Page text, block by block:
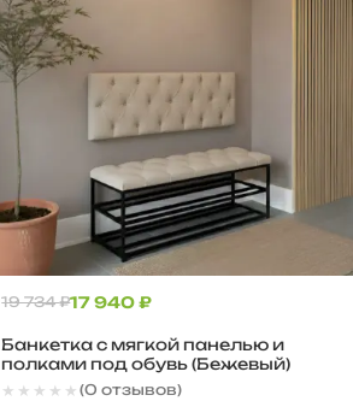
Банкетка с мягкой панелью и
полками под обувь (Бежевый)
19 734₽17 940₽
★★★★★
★★★★★(0 отзывов)